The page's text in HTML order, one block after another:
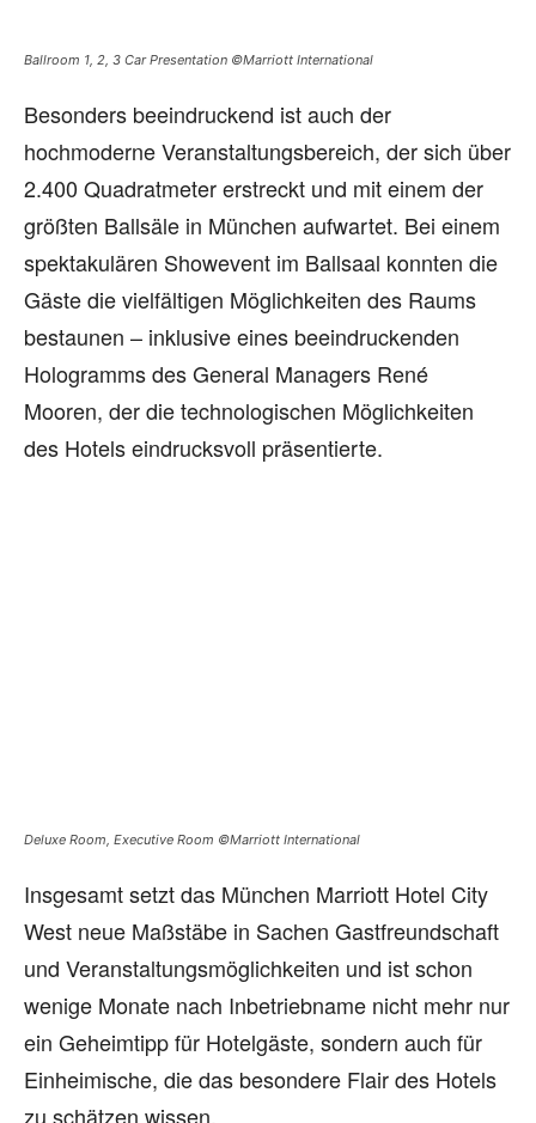
Ballroom 1, 2, 3 Car Presentation ©Marriott International
Besonders beeindruckend ist auch der
hochmoderne Veranstaltungsbereich, der sich über
2.400 Quadratmeter erstreckt und mit einem der
größten Ballsäle in München aufwartet. Bei einem
spektakulären Showevent im Ballsaal konnten die
Gäste die vielfältigen Möglichkeiten des Raums
bestaunen – inklusive eines beeindruckenden
Hologramms des General Managers René
Mooren, der die technologischen Möglichkeiten
des Hotels eindrucksvoll präsentierte.
Deluxe Room, Executive Room ©Marriott International
Insgesamt setzt das München Marriott Hotel City
West neue Maßstäbe in Sachen Gastfreundschaft
und Veranstaltungsmöglichkeiten und ist schon
wenige Monate nach Inbetriebname nicht mehr nur
ein Geheimtipp für Hotelgäste, sondern auch für
Einheimische, die das besondere Flair des Hotels
zu schätzen wissen.